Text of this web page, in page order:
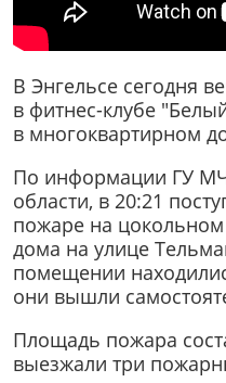
В Энгельсе сегодня
в фитнес-клубе
в многоквартирном
По информации ГУ
области, в 20:21
пожаре на цокольном
дома на улице
помещении
они вышли
Площадь пожара
выезжали три